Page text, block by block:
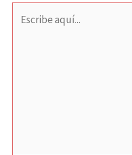
aquí...